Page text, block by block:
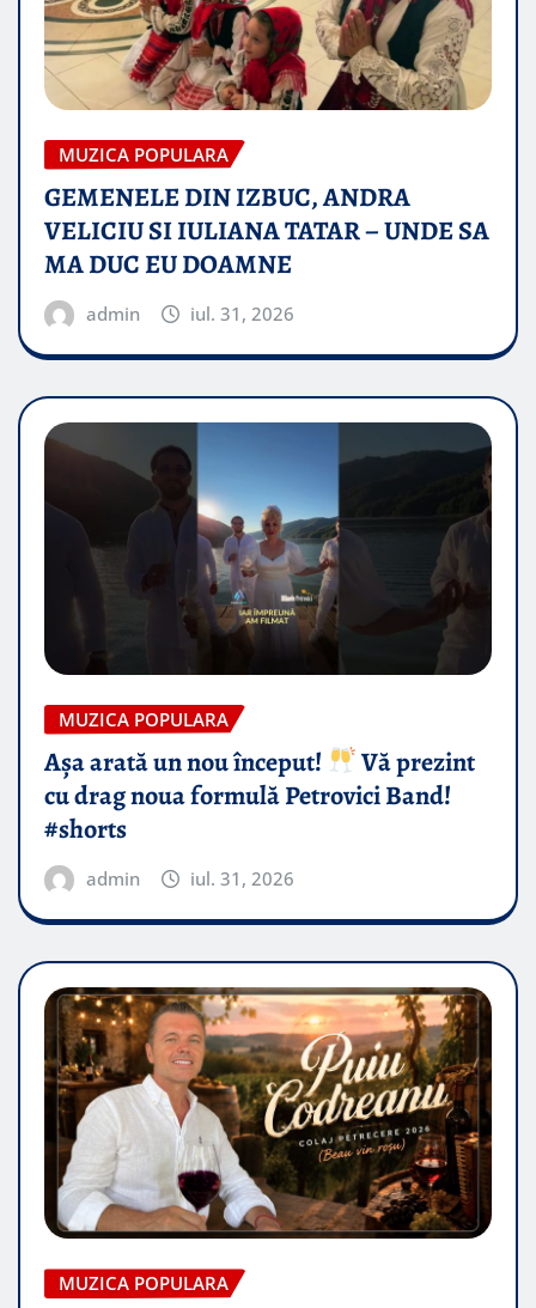
MUZICA POPULARA
GEMENELE DIN IZBUC, ANDRA
VELICIU SI IULIANA TATAR – UNDE SA
MA DUC EU DOAMNE
admin iul. 31, 2026
MUZICA POPULARA
Așa arată un nou început!
Vă prezint
cu drag noua formulă Petrovici Band!
#shorts
admin iul. 31, 2026
MUZICA POPULARA